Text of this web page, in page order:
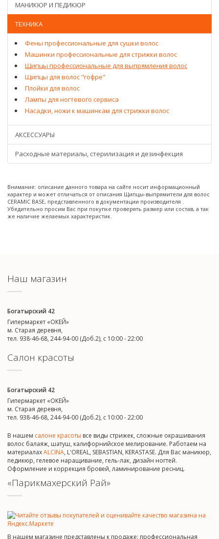
МАНИКЮР И ПЕДИКЮР
ТЕХНИКА
Фены профессиональные для сушки волос
Машинки профессиональные для стрижки волос
Щипцы профессиональные для выпрямления волос
Щипцы для волос "гофре"
Плойки для волос
Лампы для ногтевого сервиса
Насадки, ножи к машинкам для стрижки волос
АКСЕССУАРЫ
Расходные материалы, стерилизация и дезинфекция
Внимание: описание данного товара на сайте носит информационный
характер и может отличаться от описания Щипцы-выпрямители для волос
CERAMIC BASE, представленного в документации производителя .
Убедительно просим Вас при покупке проверять размер или состав, а так
же наличие желаемых характеристик.
Наш магазин
Богатырский 42
Гипермаркет «ОКЕЙ»
м. Старая деревня,
тел. 938-46-68, 244-94-00 (Доб.2), c 10:00 - 22:00
Салон красоты
Богатырский 42
Гипермаркет «ОКЕЙ»
м. Старая деревня,
тел. 938-46-68, 244-94-00 (Доб.2), c 10:00 - 22:00
В нашем салоне красоты все виды стрижек, сложные окрашивания
волос балаяж, шатуш, калифорнийское мелирование. Работаем на
материалахALCINA, L'OREAL, SEBASTIAN, KERASTASE. Для Вас маникюр,
педикюр, гелевое наращивание, гель-лак, дизайн ногтей.
Оформление и коррекция бровей, ламинирование ресниц.
«Парикмахерский Рай»
В нашем магазине представлены к продаже: профессиональная